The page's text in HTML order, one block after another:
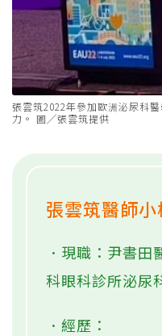
張雲筑2022年參加歐洲泌尿科
力。 圖╱張雲筑提供
張雲筑醫師小
．現職：尹書
科眼科診所泌尿
．經歷：